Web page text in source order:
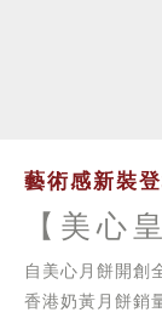
藝術感新裝
【美心
自美心月餅開創
香港奶黃月餅銷